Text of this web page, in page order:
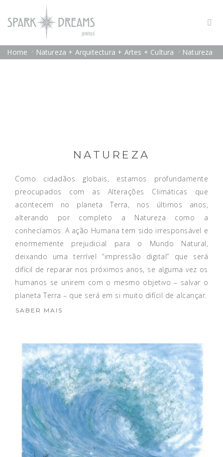
Home Natureza + Arquitectura + Artes + Cultura Natureza
NATUREZA
Como cidadãos globais, estamos profundamente
preocupados com as Alterações Climáticas que
acontecem no planeta Terra, nos últimos anos,
alterando por completo a Natureza como a
conhecíamos. A ação Humana tem sido irresponsável e
enormemente prejudicial para o Mundo Natural,
deixando uma terrível “impressão digital” que será
difícil de reparar nos próximos anos, se alguma vez os
humanos se unirem com o mesmo objetivo – salvar o
planeta Terra – que será em si muito difícil de alcançar.
SABER MAIS